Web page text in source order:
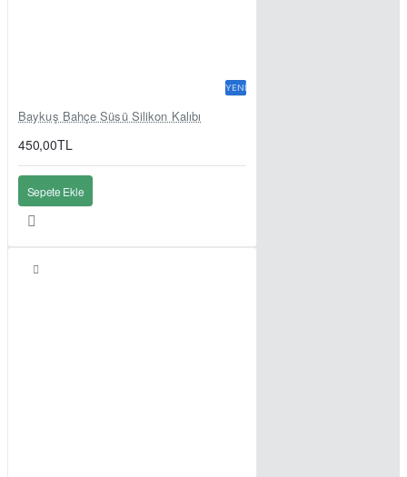
YENI
Baykuş Bahçe Süsü Silikon Kalıbı
450,00TL
Sepete Ekle